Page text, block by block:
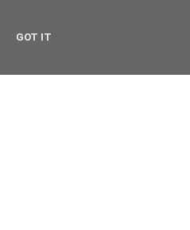
GOT IT